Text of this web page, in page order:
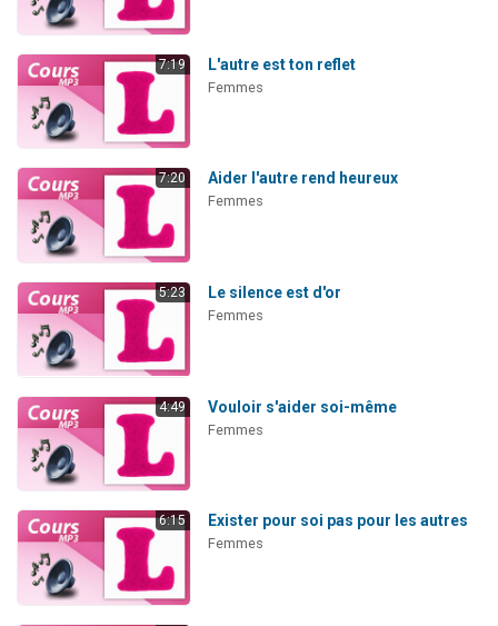
7:19 L'autre est ton reflet
Femmes
7:20 Aider l'autre rend heureux
Femmes
5:23 Le silence est d'or
Femmes
4:49 Vouloir s'aider soi-même
Femmes
6:15 Exister pour soi pas pour les autres
Femmes